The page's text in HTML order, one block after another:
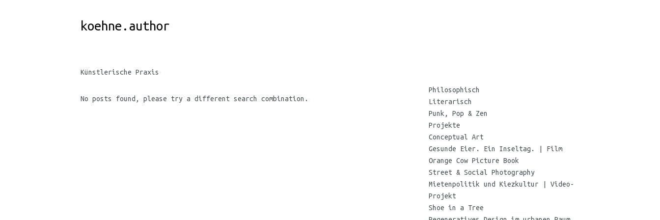
koehne.author
Künstlerische Praxis
No posts found, please try a different search combination.
Philosophisch
Literarisch
Punk, Pop & Zen
Projekte
Conceptual Art
Gesunde Eier. Ein Inseltag. | Film
Orange Cow Picture Book
Street & Social Photography
Mietenpolitik und Kiezkultur | Video-
Projekt
Shoe in a Tree